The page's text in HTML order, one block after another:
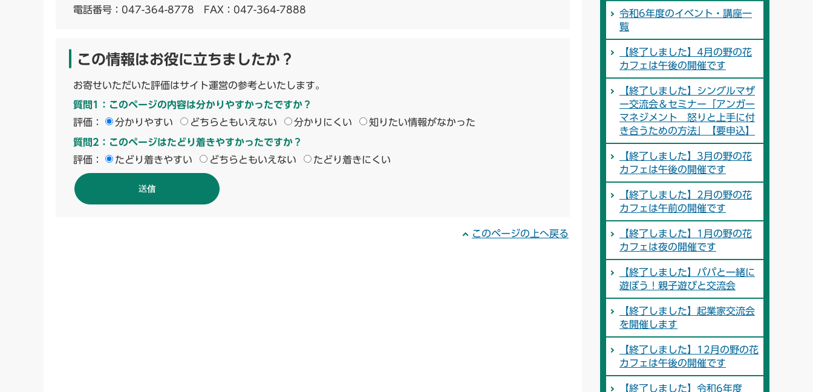
電話番号： 047-364-8778 FAX：047-364-7888
この情報はお役に立ちましたか？
お寄せいただいた評価はサイト運営の参考といたします。
質問1：このページの内容は分かりやすかったですか？
評価：
分かりやすい どちらともいえない 分かりにくい 知りたい情報がなかった
質問2：このページはたどり着きやすかったですか？
評価：
たどり着きやすい どちらともいえない たどり着きにくい
このページの上へ戻る
令和6年度のイベント・講座一
覧
【終了しました】4月の野の花
カフェは午後の開催です
【終了しました】シングルマザ
ー交流会＆セミナー「アンガー
マネジメント 怒りと上手に付
き合うための方法」【要申込】
【終了しました】3月の野の花
カフェは午後の開催です
【終了しました】2月の野の花
カフェは午前の開催です
【終了しました】1月の野の花
カフェは夜の開催です
【終了しました】パパと一緒に
遊ぼう！親子遊びと交流会
【終了しました】起業家交流会
を開催します
【終了しました】12月の野の花
カフェは午後の開催です
【終了しました】令和6年度